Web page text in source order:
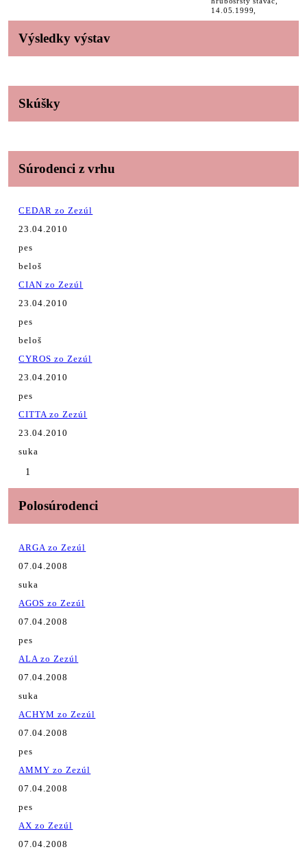
14.05.1999,
Výsledky výstav
Skúšky
Súrodenci z vrhu
CEDAR zo Zezúl
23.04.2010
pes
beloš
CIAN zo Zezúl
23.04.2010
pes
beloš
CYROS zo Zezúl
23.04.2010
pes
CITTA zo Zezúl
23.04.2010
suka
1
Polosúrodenci
ARGA zo Zezúl
07.04.2008
suka
AGOS zo Zezúl
07.04.2008
pes
ALA zo Zezúl
07.04.2008
suka
ACHYM zo Zezúl
07.04.2008
pes
AMMY zo Zezúl
07.04.2008
pes
AX zo Zezúl
07.04.2008